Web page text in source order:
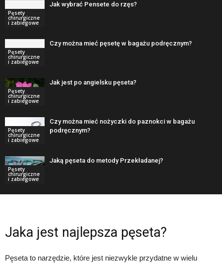
Pęsety
chirurgiczne
i zabiegowe
Jak wybrać Pensete do rzęs?
Pęsety
chirurgiczne
i zabiegowe
Czy można mieć pęsetę w bagażu podręcznym?
Pęsety
chirurgiczne
i zabiegowe
Jak jest po angielsku pęseta?
Pęsety
chirurgiczne
i zabiegowe
Czy można mieć nożyczki do paznokci w bagażu
podręcznym?
Pęsety
chirurgiczne
i zabiegowe
Jaką pęseta do metody Przekładanej?
Jaka jest najlepsza pęseta?
Pęseta to narzędzie, które jest niezwykle przydatne w wielu